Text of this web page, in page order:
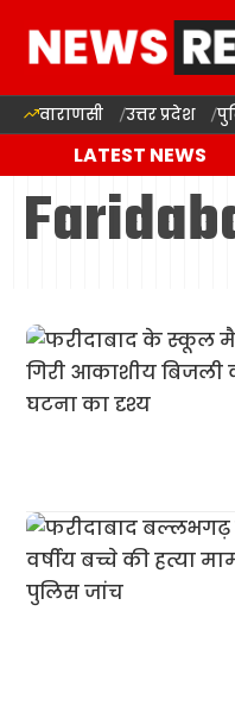
वाराणसी उत्तर प्रदेश
LATEST NEWS
बलिया में बसपा